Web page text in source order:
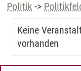
Politik ->
Keine
vorhanden